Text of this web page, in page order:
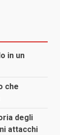
in un
che
degli
attacchi